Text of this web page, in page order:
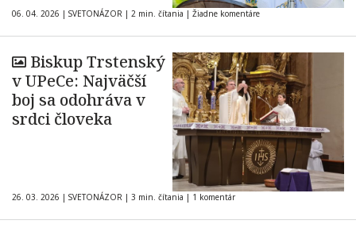
06. 04. 2026 | SVETONÁZOR | 2 min. čítania | Žiadne komentáre
Biskup Trstenský
v UPeCe: Najväčší
boj sa odohráva v
srdci človeka
26. 03. 2026 | SVETONÁZOR | 3 min. čítania | 1 komentár